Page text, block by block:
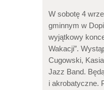
W sobotę 4
gminnym w
wyjątkowy
Wakacji”.
Cugowski,
Jazz Band.
i akrobatyczne.